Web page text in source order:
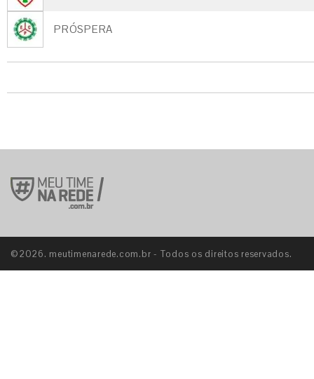
PRÓSPERA
©2026. meutimenarede.com.br - Todos os direitos reservados.